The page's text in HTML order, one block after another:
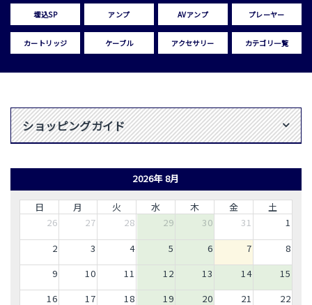
埋込SP アンプ AVアンプ プレーヤー
カートリッジ ケーブル アクセサリー カテゴリ一覧
ショッピングガイド
2026年 8月
日 月 火 水 木 金
土
26
27 28 29 30 31
1
2
3 4 5 6 7
8
9
10 11 12 13 14
15
16
17 18 19 20 21
22